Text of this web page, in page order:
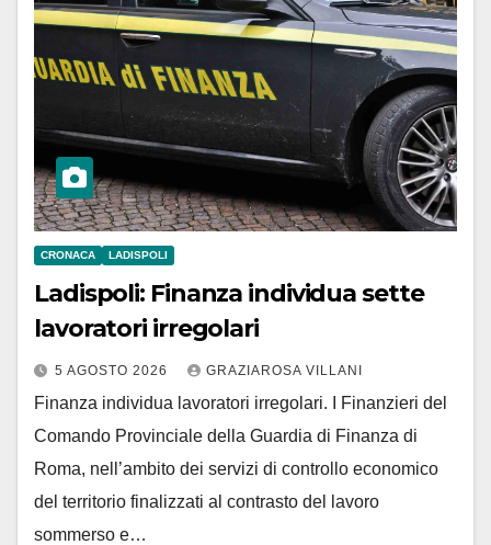
CRONACA LADISPOLI
Ladispoli: Finanza individua sette
lavoratori irregolari
5 AGOSTO 2026 GRAZIAROSA VILLANI
Finanza individua lavoratori irregolari. I Finanzieri del
Comando Provinciale della Guardia di Finanza di
Roma, nell’ambito dei servizi di controllo economico
del territorio finalizzati al contrasto del lavoro
sommerso e…